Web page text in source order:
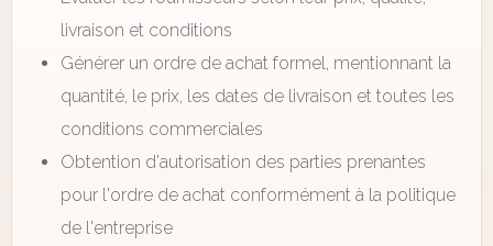
livraison et conditions
Générer un ordre de achat formel, mentionnant la
quantité, le prix, les dates de livraison et toutes les
conditions commerciales
Obtention d'autorisation des parties prenantes
pour l'ordre de achat conformément à la politique
de l'entreprise